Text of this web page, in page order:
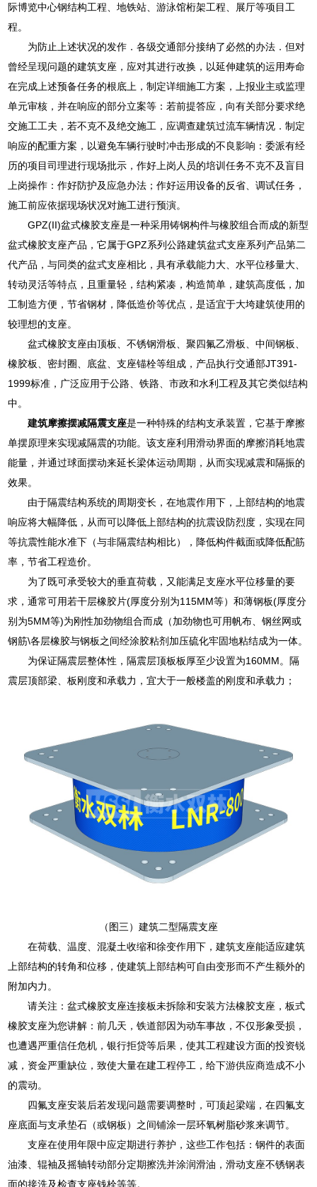
际博览中心钢结构工程、地铁站、游泳馆桁架工程、展厅等项目工
程。
为防止上述状况的发作．各级交通部分接纳了必然的办法．但对
曾经呈现问题的建筑支座，应对其进行改换，以延伸建筑的运用寿命
在完成上述预备任务的根底上，制定详细施工方案，上报业主或监理
单元审核，并在响应的部分立案等：若前提答应，向有关部分要求绝
交施工工夫，若不克不及绝交施工，应调查建筑过流车辆情况．制定
响应的配重方案，以避免车辆行驶时冲击形成的不良影响：委派有经
历的项目司理进行现场批示，作好上岗人员的培训任务不克不及盲目
上岗操作：作好防护及应急办法；作好运用设备的反省、调试任务，
施工前应依据现场状况对施工进行预演。
GPZ(II)盆式橡胶支座是一种采用铸钢构件与橡胶组合而成的新型
盆式橡胶支座产品，它属于GPZ系列公路建筑盆式支座系列产品第二
代产品，与同类的盆式支座相比，具有承载能力大、水平位移量大、
转动灵活等特点，且重量轻，结构紧凑，构造简单，建筑高度低，加
工制造方便，节省钢材，降低造价等优点，是适宜于大垮建筑使用的
较理想的支座。
盆式橡胶支座由顶板、不锈钢滑板、聚四氟乙滑板、中间钢板、
橡胶板、密封圈、底盆、支座锚栓等组成，产品执行交通部JT391-
1999标准，广泛应用于公路、铁路、市政和水利工程及其它类似结构
中。
建筑摩擦摆减隔震支座是一种特殊的结构支承装置，它基于摩擦
单摆原理来实现减隔震的功能。该支座利用滑动界面的摩擦消耗地震
能量，并通过球面摆动来延长梁体运动周期，从而实现减震和隔振的
效果。
由于隔震结构系统的周期变长，在地震作用下，上部结构的地震
响应将大幅降低，从而可以降低上部结构的抗震设防烈度，实现在同
等抗震性能水准下（与非隔震结构相比），降低构件截面或降低配筋
率，节省工程造价。
为了既可承受较大的垂直荷载，又能满足支座水平位移量的要
求，通常可用若干层橡胶片(厚度分别为115MM等）和薄钢板(厚度分
别为5MM等)为刚性加劲物组合而成（加劲物也可用帆布、钢丝网或
钢筋\各层橡胶与钢板之间经涂胶粘剂加压硫化牢固地粘结成为一体。
为保证隔震层整体性，隔震层顶板板厚至少设置为160MM。隔
震层顶部梁、板刚度和承载力，宜大于一般楼盖的刚度和承载力；
（图三）建筑二型隔震支座
在荷载、温度、混凝土收缩和徐变作用下，建筑支座能适应建筑
上部结构的转角和位移，使建筑上部结构可自由变形而不产生额外的
附加内力。
请关注：盆式橡胶支座连接板未拆除和安装方法橡胶支座，板式
橡胶支座为您讲解：前几天，铁道部因为动车事故，不仅形象受损，
也遭遇严重信任危机，银行拒贷等后果，使其工程建设方面的投资锐
减，资金严重缺位，致使大量在建工程停工，给下游供应商造成不小
的震动。
四氟支座安装后若发现问题需要调整时，可顶起梁端，在四氟支
座底面与支承垫石（或钢板）之间铺涂一层环氧树脂砂浆来调节。
支座在使用年限中应定期进行养护，这些工作包括：钢件的表面
油漆、辊袖及摇轴转动部分定期擦洗并涂润滑油，滑动支座不锈钢表
面的接洗及检查支座钱栓等等。